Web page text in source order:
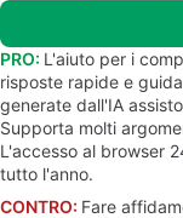
PRO: L'aiuto per i
risposte rapide e
generate dall'IA
Supporta molti
L'accesso al browser
tutto l'anno.
CONTRO: Fare